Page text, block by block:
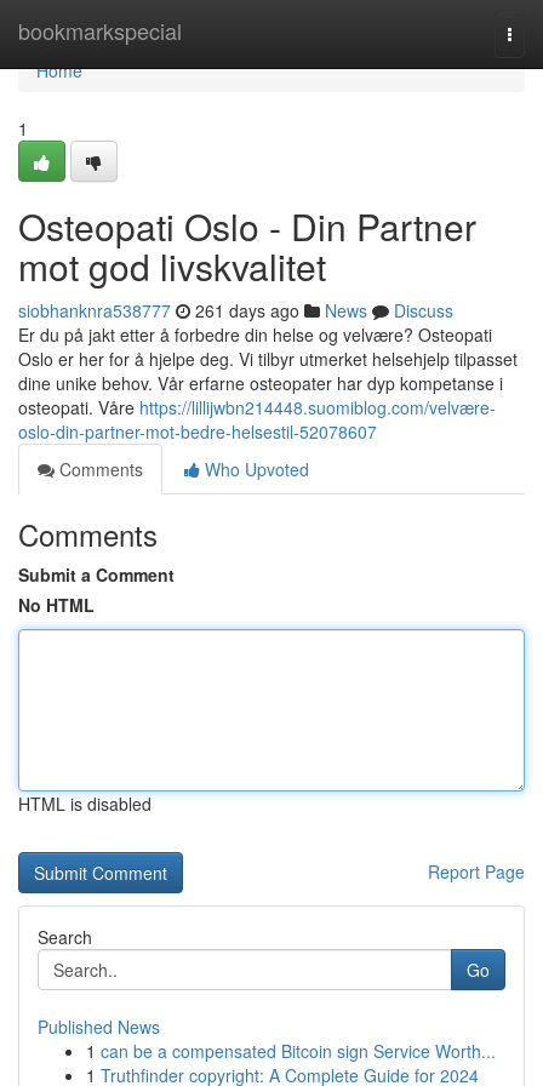
bookmarkspecial
Home
Home
1
Osteopati Oslo - Din Partner
mot god livskvalitet
siobhanknra538777 261 days ago News
Discuss
Er du på jakt etter å forbedre din helse og velvære? Osteopati
Oslo er her for å hjelpe deg. Vi tilbyr utmerket helsehjelp tilpasset
dine unike behov. Vår erfarne osteopater har dyp kompetanse i
osteopati. Våre https://lillijwbn214448.suomiblog.com/velvære-
oslo-din-partner-mot-bedre-helsestil-52078607
Comments
Who Upvoted
Comments
Submit a Comment
No HTML
HTML is disabled
Report Page
Search
Go
Published News
1 can be a compensated Bitcoin sign Service Worth...
1 Truthfinder copyright: A Complete Guide for 2024